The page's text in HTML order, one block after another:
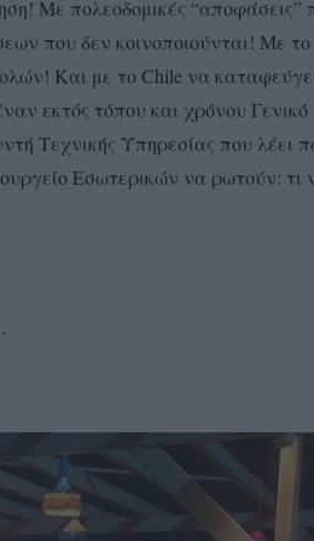
Με πολεοδομικές “αποφάσεις”
που δεν κοινοποιούνται! Με το
Και με το Chile να
εκτός τόπου και χρόνου Γενικό
Τεχνικής Υπηρεσίας που λέει
Εσωτερικών να ρωτούν: τι